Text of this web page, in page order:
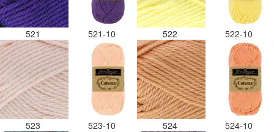
521 521-10 522 522-10
523 523-10 524 524-10